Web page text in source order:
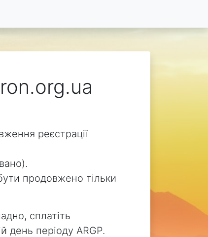
реєстрації
продовжено тільки
сплатіть
день періоду ARGP.